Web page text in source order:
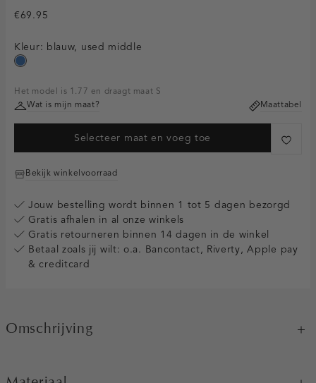
€69.95
Kleur: blauw, used middle
blauw,
middle
Het model is 1.77 en draagt maat S
Wat is mijn maat?
Maattabel
Selecteer maat en voeg toe
Bekijk winkelvoorraad
Jouw bestelling wordt binnen 1 tot 5 dagen bezorgd
Gratis afhalen in al onze winkels
Gratis retourneren binnen 14 dagen in de winkel
Betaal zoals jij wilt: o.a. Bancontact, Riverty, Apple pay
& creditcard
Omschrijving